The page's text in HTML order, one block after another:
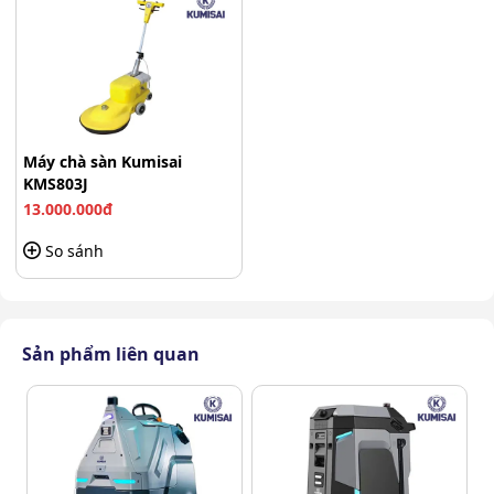
Lợi ích khi sử dụng máy chà sàn
Kumisai KMS803J
Dưới đây là những lợi ích khi sử dụng máy chà sàn
Máy chà sàn Kumisai
KMS803J
13.000.000đ
So sánh
Sản phẩm liên quan